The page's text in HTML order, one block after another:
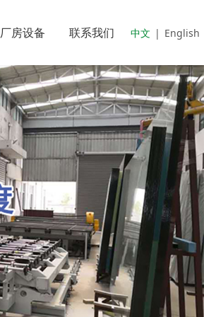
中文 | English
厂房设备 联系我们